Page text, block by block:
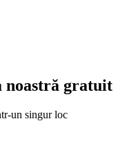
noastră gratuit
un singur loc